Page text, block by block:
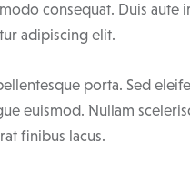
consequat. Duis
adipiscing elit.
porta. Sed
euismod. Nullam
finibus lacus.